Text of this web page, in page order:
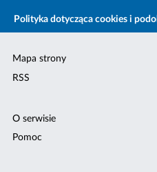
Polityka dotycząca cookies i
Mapa strony
RSS
O serwisie
Pomoc